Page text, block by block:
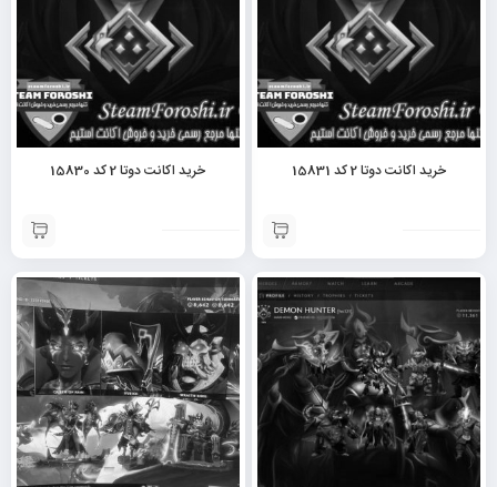
خرید اکانت دوتا 2 کد 15831 خرید اکانت دوتا 2 کد 15830